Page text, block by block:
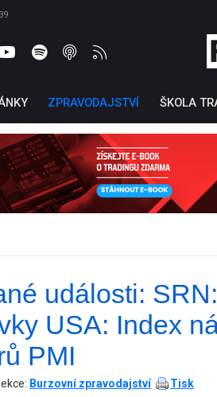
ZPRAVODAJSTVÍ ŠKOLA
události:
USA: Index
PMI
Burzovní zpravodajství Tisk